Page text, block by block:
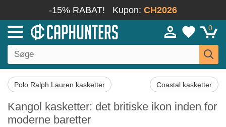
-15% RABAT! Kupon: CH2026
0
Polo Ralph Lauren kasketter Coastal kasketter
Kangol kasketter: det britiske ikon inden for
moderne baretter